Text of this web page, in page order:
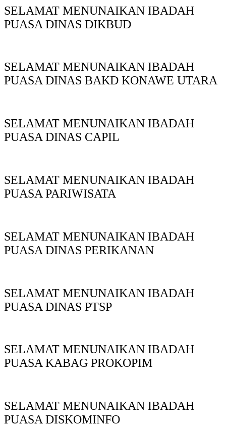
SELAMAT MENUNAIKAN IBADAH
PUASA DINAS DIKBUD
SELAMAT MENUNAIKAN IBADAH
PUASA DINAS BAKD KONAWE UTARA
SELAMAT MENUNAIKAN IBADAH
PUASA DINAS CAPIL
SELAMAT MENUNAIKAN IBADAH
PUASA PARIWISATA
SELAMAT MENUNAIKAN IBADAH
PUASA DINAS PERIKANAN
SELAMAT MENUNAIKAN IBADAH
PUASA DINAS PTSP
SELAMAT MENUNAIKAN IBADAH
PUASA KABAG PROKOPIM
SELAMAT MENUNAIKAN IBADAH
PUASA DISKOMINFO